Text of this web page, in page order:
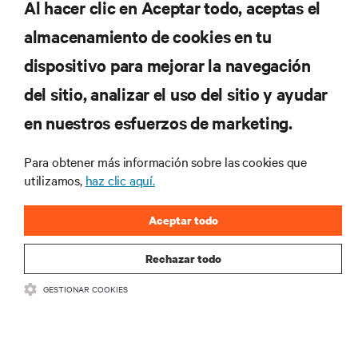
Suscríbete para conocer las últimas tendencias
tecnológicas
y perspectivas de expertos sobre gestión de
centros de datos y gestión de infraestructuras.
Al hacer clic en Aceptar todo, aceptas el
almacenamiento de cookies en tu
dispositivo para mejorar la navegación
del sitio, analizar el uso del sitio y ayudar
en nuestros esfuerzos de marketing.
Para obtener más información sobre las cookies que
utilizamos, haz clic aquí.
Rechazar todo
Aceptar todo
GESTIONAR COOKIES